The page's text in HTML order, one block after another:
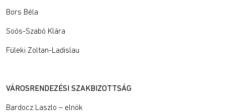
Bors Béla
Soós-Szabó Klára
Füleki Zoltan-Ladislau
VÁROSRENDEZÉSI SZAKBIZOTTSÁG
Bardocz Laszlo – elnök